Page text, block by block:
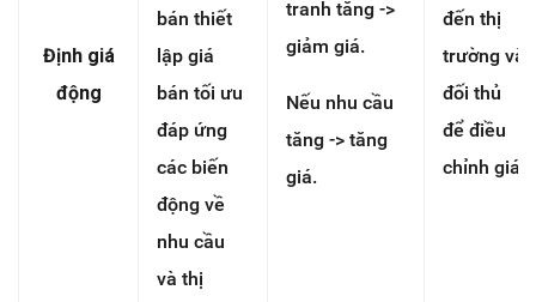
Định giá
động
bán thiết
lập giá
bán tối ưu
đáp ứng
các biến
động về
nhu cầu
và thị
tranh tăng ->
giảm giá.
Nếu nhu cầu
tăng -> tăng
giá.
đến thị
trường và
đối thủ
để điều
chỉnh giá